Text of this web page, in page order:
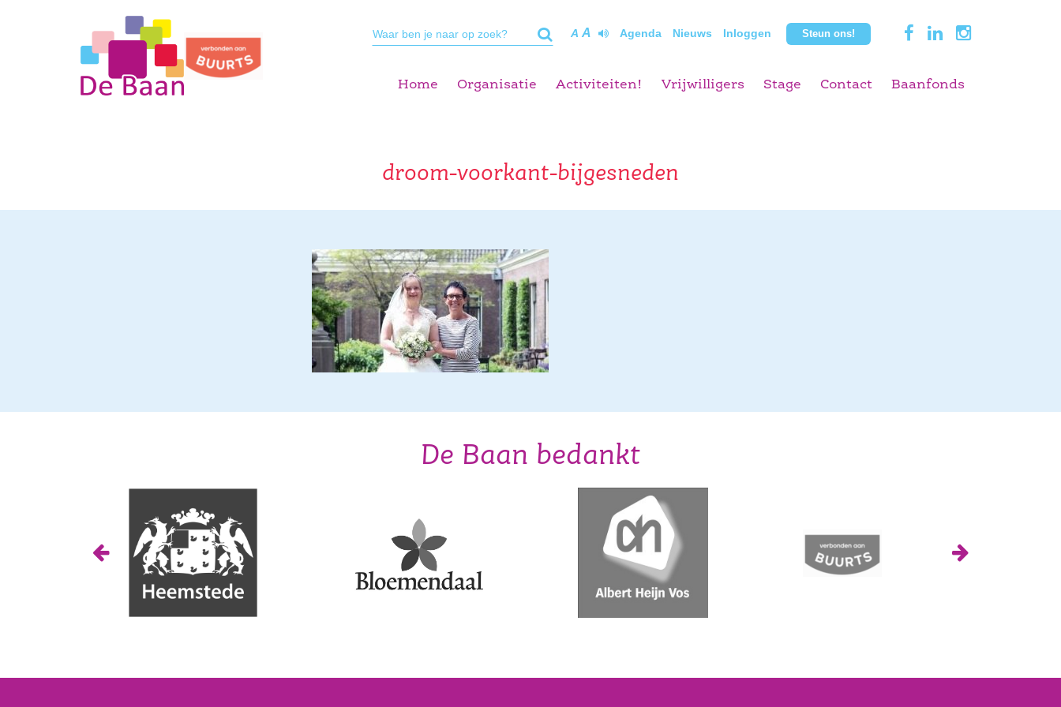
A A Agenda Nieuws Inloggen Steun ons!
Home Organisatie Activiteiten! Vrijwilligers Stage Contact Baanfonds
droom-voorkant-bijgesneden
De Baan bedankt